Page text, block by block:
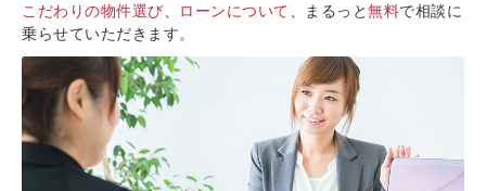
こだわりの物件選び
ローンについて 、まるっと無料で相談に
乗らせていただきます。